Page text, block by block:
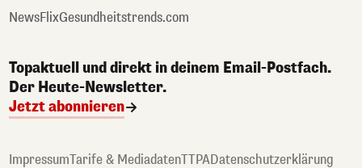
NewsFlixGesundheitstrends.com
Topaktuell und direkt in deinem Email-Postfach.
Der Heute-Newsletter.
Jetzt abonnieren
ImpressumTarife & MediadatenTTPADatenschutzerklärung